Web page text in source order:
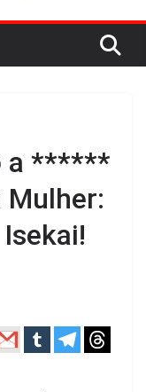
a ******
Mulher: